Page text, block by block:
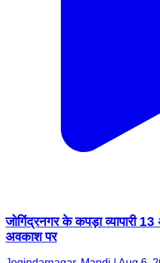
जोगिंद्रनगर के कपड़ा व्यापारी
अवकाश पर